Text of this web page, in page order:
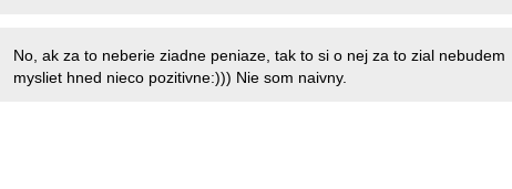
No, ak za to neberie ziadne peniaze, tak to si o nej za to zial nebudem
mysliet hned nieco pozitivne:))) Nie som naivny.